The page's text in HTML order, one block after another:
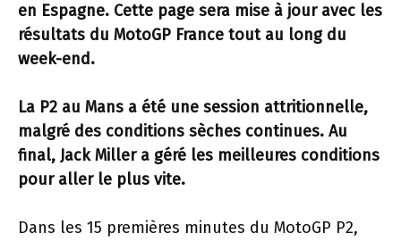
en Espagne. Cette page sera mise à jour avec les
résultats du MotoGP France tout au long du
week-end.
La P2 au Mans a été une session attritionnelle,
malgré des conditions sèches continues. Au
final, Jack Miller a géré les meilleures conditions
pour aller le plus vite.
Dans les 15 premières minutes du MotoGP P2,